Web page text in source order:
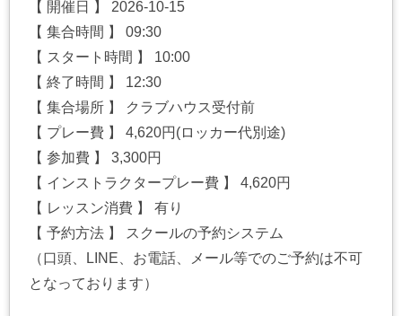
【 開催日 】 2026-10-15
【 集合時間 】 09:30
【 スタート時間 】 10:00
【 終了時間 】 12:30
【 集合場所 】 クラブハウス受付前
【 プレー費 】 4,620円(ロッカー代別途)
【 参加費 】 3,300円
【 インストラクタープレー費 】 4,620円
【 レッスン消費 】 有り
【 予約方法 】 スクールの予約システム
（口頭、LINE、お電話、メール等でのご予約は不可
となっております）